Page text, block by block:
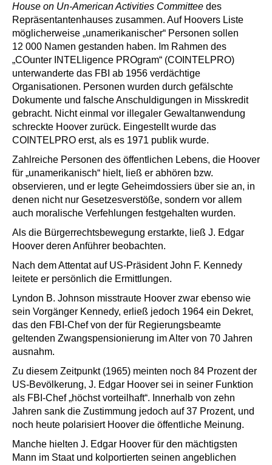
House on Un-American Activities Committee des
Repräsentantenhauses zusammen. Auf Hoovers Liste
möglicherweise „unamerikanischer“ Personen sollen
12 000 Namen gestanden haben. Im Rahmen des
„COunter INTELligence PROgram“ (COINTELPRO)
unterwanderte das FBI ab 1956 verdächtige
Organisationen. Personen wurden durch gefälschte
Dokumente und falsche Anschuldigungen in Misskredit
gebracht. Nicht einmal vor illegaler Gewaltanwendung
schreckte Hoover zurück. Eingestellt wurde das
COINTELPRO erst, als es 1971 publik wurde.
Zahlreiche Personen des öffentlichen Lebens, die Hoover
für „unamerikanisch“ hielt, ließ er abhören bzw.
observieren, und er legte Geheimdossiers über sie an, in
denen nicht nur Gesetzesverstöße, sondern vor allem
auch moralische Verfehlungen festgehalten wurden.
Als die Bürgerrechtsbewegung erstarkte, ließ J. Edgar
Hoover deren Anführer beobachten.
Nach dem Attentat auf US-Präsident John F. Kennedy
leitete er persönlich die Ermittlungen.
Lyndon B. Johnson misstraute Hoover zwar ebenso wie
sein Vorgänger Kennedy, erließ jedoch 1964 ein Dekret,
das den FBI-Chef von der für Regierungsbeamte
geltenden Zwangspensionierung im Alter von 70 Jahren
ausnahm.
Zu diesem Zeitpunkt (1965) meinten noch 84 Prozent der
US-Bevölkerung, J. Edgar Hoover sei in seiner Funktion
als FBI-Chef „höchst vorteilhaft“. Innerhalb von zehn
Jahren sank die Zustimmung jedoch auf 37 Prozent, und
noch heute polarisiert Hoover die öffentliche Meinung.
Manche hielten J. Edgar Hoover für den mächtigsten
Mann im Staat und kolportierten seinen angeblichen